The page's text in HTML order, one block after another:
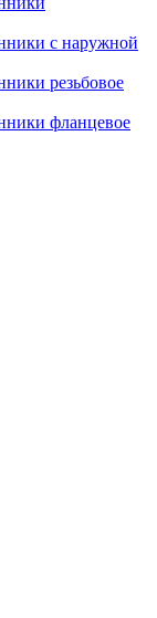
с наружной
резьбовое
фланцевое